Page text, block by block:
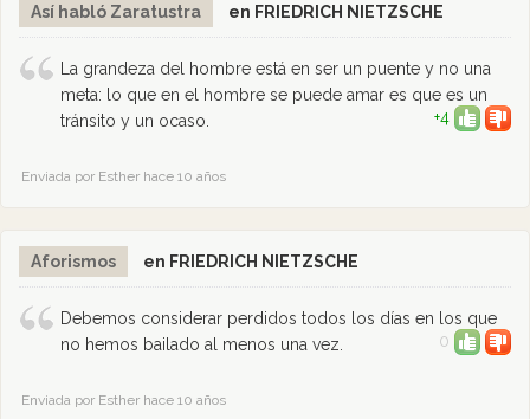
Así habló Zaratustra en FRIEDRICH NIETZSCHE
La grandeza del hombre está en ser un puente y no una
meta: lo que en el hombre se puede amar es que es un
tránsito y un ocaso.
+4
Enviada por Esther hace 10 años
Aforismos en FRIEDRICH NIETZSCHE
Debemos considerar perdidos todos los días en los que
no hemos bailado al menos una vez.
0
Enviada por Esther hace 10 años